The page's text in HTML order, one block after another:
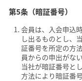
第5条（暗証番号）
会員は、入会申込
し出るものとし、
証番号を所定の方
員からの申出がな
当社が暗証番号と
方法により暗証番